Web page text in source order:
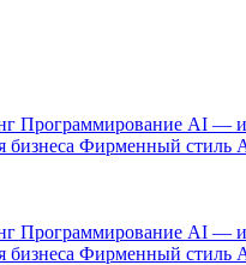
Программирование AI —
бизнеса Фирменный стиль
Программирование AI —
бизнеса Фирменный стиль